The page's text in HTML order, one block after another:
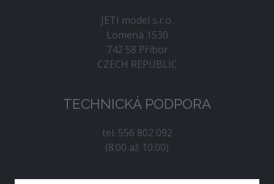
JETI model s.r.o.
Lomená 1530
742 58 Příbor
CZECH REPUBLIC
TECHNICKÁ PODPORA
tel. 556 802 092
(8:00 až 10:00)